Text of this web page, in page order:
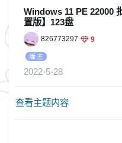
Windows 11 PE 22000
置版】123盘
826773297 9
2022-5-28
查看主题内容